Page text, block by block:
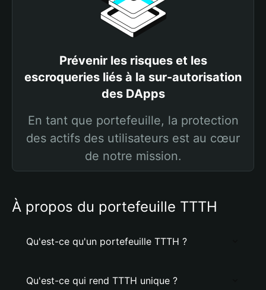
Prévenir les risques et les
escroqueries liés à la sur-autorisation
des DApps
En tant que portefeuille, la protection
des actifs des utilisateurs est au cœur
de notre mission.
À propos du portefeuille TTTH
Qu'est-ce qu'un portefeuille TTTH ?
Qu'est-ce qui rend TTTH unique ?